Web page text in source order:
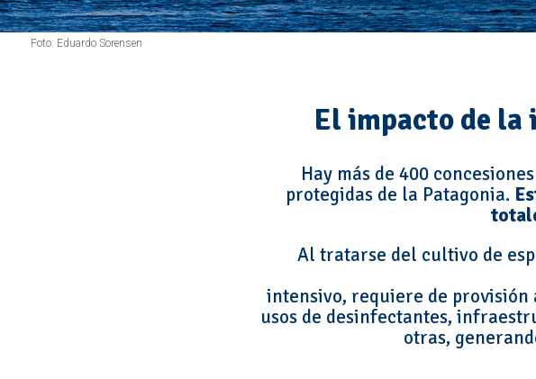
Foto: Eduardo Sorensen
El impacto de la
Hay más de 400
protegidas de la Patagonia.
Al tratarse del cultivo de
intensivo, requiere de
usos de desinfectantes,
otras,